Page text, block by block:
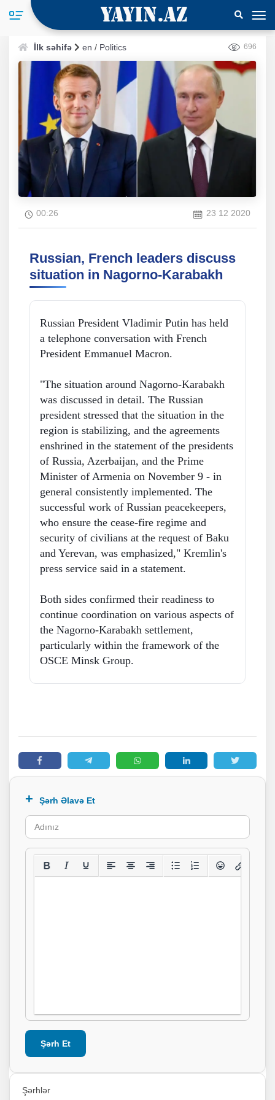
İlk səhifə en / Politics 696
00:26 23 12 2020
Russian, French leaders discuss
situation in Nagorno-Karabakh
Russian President Vladimir Putin has held
a telephone conversation with French
President Emmanuel Macron.
"The situation around Nagorno-Karabakh
was discussed in detail. The Russian
president stressed that the situation in the
region is stabilizing, and the agreements
enshrined in the statement of the presidents
of Russia, Azerbaijan, and the Prime
Minister of Armenia on November 9 - in
general consistently implemented. The
successful work of Russian peacekeepers,
who ensure the cease-fire regime and
security of civilians at the request of Baku
and Yerevan, was emphasized," Kremlin's
press service said in a statement.
Both sides confirmed their readiness to
continue coordination on various aspects of
the Nagorno-Karabakh settlement,
particularly within the framework of the
OSCE Minsk Group.
Şərh Əlavə Et
Şərh Et
Şərhlər